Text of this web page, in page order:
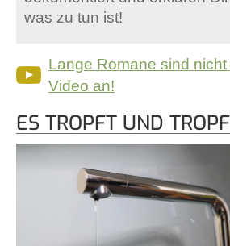
was zu tun ist!
Lange Romane sind
Video an!
ES TROPFT UND